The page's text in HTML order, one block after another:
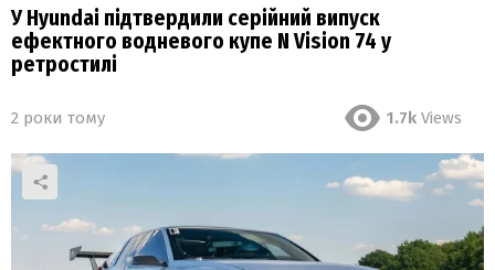
У Hyundai підтвердили серійний випуск
ефектного водневого купе N Vision 74 у
ретростилі
2 роки тому 1.7k Views